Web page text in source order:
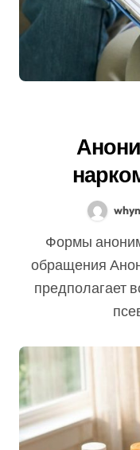
Формы анонимного лечения и варианты
обращения
предполагает